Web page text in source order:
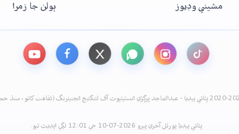
مشيني وڊيوز
ٻولن جا زمرا
ڀٽائي پيڊيا پورٽل آخري ڀيرو 2026-07-10 جي 12:01 لڳي اپڊيٽ ٿيو.